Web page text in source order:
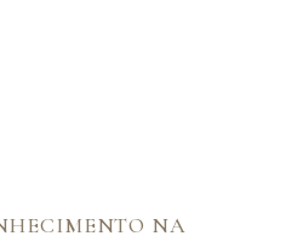
NA